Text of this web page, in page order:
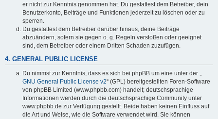
er nicht zur Kenntnis genommen hat. Du gestattest dem Betreiber, dein
Benutzerkonto, Beiträge und Funktionen jederzeit zu löschen oder zu
sperren.
Du gestattest dem Betreiber darüber hinaus, deine Beiträge
abzuändern, sofern sie gegen o. g. Regeln verstoßen oder geeignet
sind, dem Betreiber oder einem Dritten Schaden zuzufügen.
4. GENERAL PUBLIC LICENSE
Du nimmst zur Kenntnis, dass es sich bei phpBB um eine unter der „
GNU General Public License v2“ (GPL) bereitgestellten Foren-Software
von phpBB Limited (www.phpbb.com) handelt; deutschsprachige
Informationen werden durch die deutschsprachige Community unter
www.phpbb.de zur Verfügung gestellt. Beide haben keinen Einfluss auf
die Art und Weise, wie die Software verwendet wird. Sie können